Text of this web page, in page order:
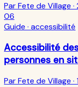
Par Fete de Village ·
06
Guide · accessibilité
Accessibilité
personnes en
Par Fete de Village ·